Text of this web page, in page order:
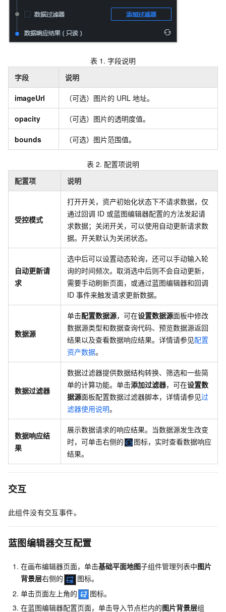
表 1. 字段说明
字段
说明
imageUrl （可选）图片的 URL 地址。
opacity （可选）图片的透明度值。
bounds （可选）图片范围值。
表 2. 配置项说明
配置项
说明
受控模式
打开开关，资产初始化状态下不请求数据，仅
通过回调 ID 或蓝图编辑器配置的方法发起请
求数据；关闭开关，可以使用自动更新请求数
据。开关默认为关闭状态。
自动更新请
求
选中后可以设置动态轮询，还可以手动输入轮
询的时间频次。取消选中后则不会自动更新，
需要手动刷新页面，或通过蓝图编辑器和回调
ID 事件来触发请求更新数据。
数据源
单击配置数据源，可在设置数据源面板中修改
数据源类型和数据查询代码、预览数据源返回
结果以及查看数据响应结果。详情请参见配置
资产数据。
数据过滤器
数据过滤器提供数据结构转换、筛选和一些简
单的计算功能。单击添加过滤器，可在设置数
据源面板配置数据过滤器脚本，详情请参见过
滤器使用说明。
数据响应结
果
展示数据请求的响应结果。当数据源发生改变
时，可单击右侧的
图标，实时查看数据响应
结果。
交互
此组件没有交互事件。
蓝图编辑器交互配置
在画布编辑器页面，单击基础平面地图子组件管理列表中图片
背景层右侧的
图标。
单击页面左上角的
图标。
在蓝图编辑器配置页面，单击导入节点栏内的图片背景层组